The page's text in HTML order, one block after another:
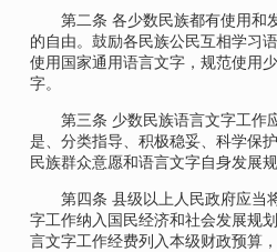
第二条 各少数民族都有使用和
的自由。鼓励各民族公民互相学习
使用国家通用语言文字，规范使用
字。
第三条 少数民族语言文字工作
是、分类指导、积极稳妥、科学保
民族群众意愿和语言文字自身发展
第四条 县级以上人民政府应当
字工作纳入国民经济和社会发展规
言文字工作经费列入本级财政预算